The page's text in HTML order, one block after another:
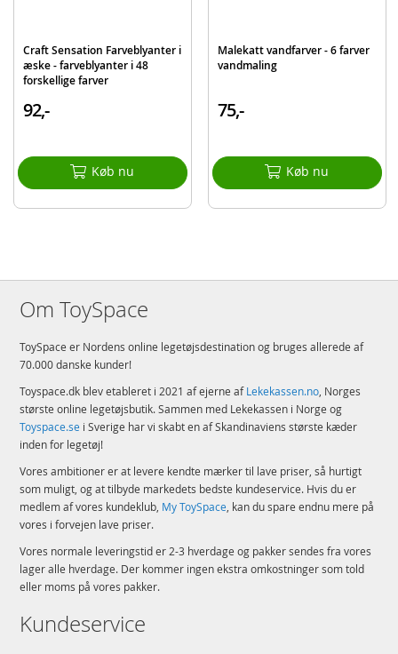
Craft Sensation Farveblyanter i
æske - farveblyanter i 48
forskellige farver
92,-
Køb nu
Malekatt vandfarver - 6 farver
vandmaling
75,-
Køb nu
Om ToySpace
ToySpace er Nordens online legetøjsdestination og bruges allerede af
70.000 danske kunder!
Toyspace.dk blev etableret i 2021 af ejerne afLekekassen.no, Norges
største online legetøjsbutik. Sammen med Lekekassen i Norge og
Toyspace.se i Sverige har vi skabt en af Skandinaviens største kæder
inden for legetøj!
Vores ambitioner er at levere kendte mærker til lave priser, så hurtigt
som muligt, og at tilbyde markedets bedste kundeservice. Hvis du er
medlem af vores kundeklub, My ToySpace, kan du spare endnu mere på
vores i forvejen lave priser.
Vores normale leveringstid er 2-3 hverdage og pakker sendes fra vores
lager alle hverdage. Der kommer ingen ekstra omkostninger som told
eller moms på vores pakker.
Kundeservice